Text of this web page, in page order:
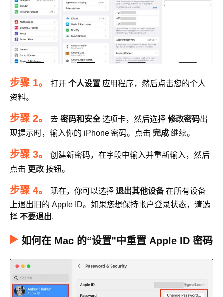
步骤 1。 打开 个人设置 应用程序，然后点击您的个人
资料。
步骤 2。 去 密码和安全选项卡，然后选择 修改密码出
现提示时，输入你的 iPhone 密码。点击 完成 继续。
步骤 3。
创建新密码，在字段中输入并重新输入，然后
点击 更改 按钮。
步骤 4。 现在，你可以选择 退出其他设备在所有设备
上退出旧的 Apple ID。如果您想保持帐户登录状态，请选
择 不要退出.
如何在 Mac 的“设置”中重置 Apple ID 密码